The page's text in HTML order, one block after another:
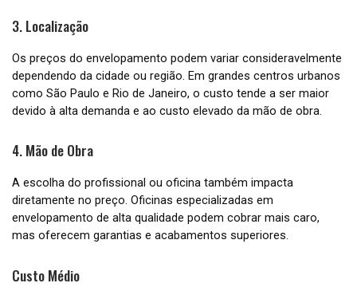
3. Localização
Os preços do envelopamento podem variar consideravelmente
dependendo da cidade ou região. Em grandes centros urbanos
como São Paulo e Rio de Janeiro, o custo tende a ser maior
devido à alta demanda e ao custo elevado da mão de obra.
4. Mão de Obra
A escolha do profissional ou oficina também impacta
diretamente no preço. Oficinas especializadas em
envelopamento de alta qualidade podem cobrar mais caro,
mas oferecem garantias e acabamentos superiores.
Custo Médio